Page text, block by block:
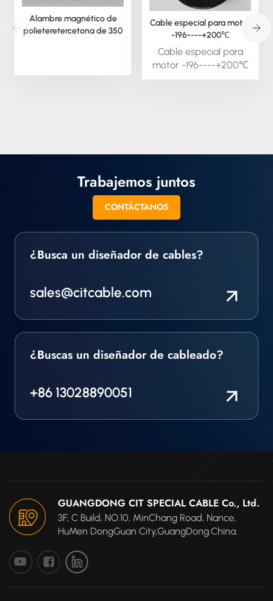
Alambre magnético de
polieteretercetona de 350
Cable especial para motor
-196----+200℃
Cable especial para
motor -196----+200℃
El cable conductor
Dependiendo del
tamaño de su
conductor, este cable
-196 °C y 250 °C, con
También puede
conductor para
equipos eléctricos en
entornos de alta
temperatura. El cable
buen rendimiento en
Trabajemos juntos
CONTÁCTANOS
¿Busca un diseñador de cables?
sales@citcable.com
¿Buscas un diseñador de cableado?
+86 13028890051
GUANGDONG CIT SPECIAL CABLE Co., Ltd.
3F, C Build, NO.10, MinChang Road, Nance,
HuMen DongGuan City,GuangDong.China.